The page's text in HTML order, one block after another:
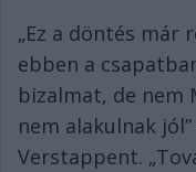
„Ez a döntés már
ebben a
bizalmat, de nem
nem alakulnak
Verstappent.